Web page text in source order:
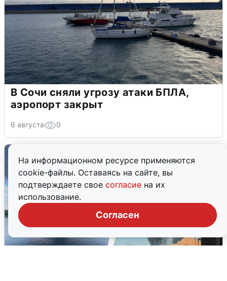
На информационном ресурсе применяются
cookie-файлы. Оставаясь на сайте, вы
подтверждаете свое согласие на их
использование.
Согласен
В Сочи сняли угрозу атаки БПЛА,
аэропорт закрыт
6 августа 0